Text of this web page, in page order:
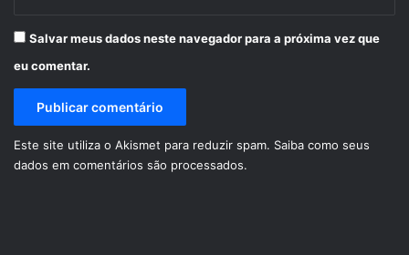
Salvar meus dados neste navegador para a próxima vez que
eu comentar.
Este site utiliza o Akismet para reduzir spam. Saiba como seus
dados em comentários são processados.